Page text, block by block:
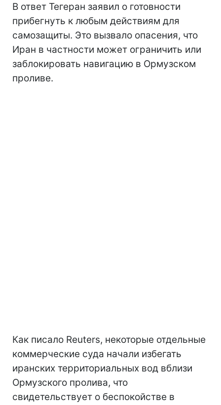
В ответ Тегеран заявил о готовности
прибегнуть к любым действиям для
самозащиты. Это вызвало опасения, что
Иран в частности может ограничить или
заблокировать навигацию в Ормузском
проливе.
Как писало Reuters, некоторые отдельные
коммерческие суда начали избегать
иранских территориальных вод вблизи
Ормузского пролива, что
свидетельствует о беспокойстве в